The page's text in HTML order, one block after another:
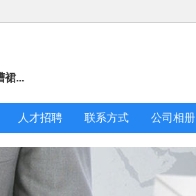
裙...
人才招聘 联系方式 公司相册